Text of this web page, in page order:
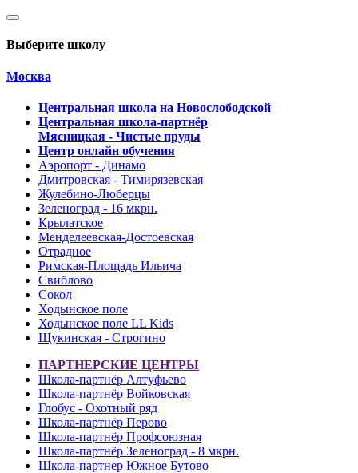
Выберите школу
Москва
Центральная школа на Новослободской
Центральная школа-партнёр
Мясницкая - Чистые пруды
Центр онлайн обучения
Аэропорт - Динамо
Дмитровская - Тимирязевская
Жулебино-Люберцы
Зеленоград - 16 мкрн.
Крылатское
Менделеевская-Достоевская
Отрадное
Римская-Площадь Ильича
Свиблово
Сокол
Ходынское поле
Ходынское поле LL Kids
Щукинская - Строгино
ПАРТНЕРСКИЕ ЦЕНТРЫ
Школа-партнёр Алтуфьево
Школа-партнёр Войковская
Глобус - Охотный ряд
Школа-партнёр Перово
Школа-партнёр Профсоюзная
Школа-партнёр Зеленоград - 8 мкрн.
Школа-партнер Южное Бутово